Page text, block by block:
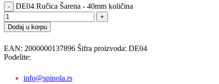
DE04 Ručica Šarena - 40mm količina
Dodaj u korpu
EAN: 2000000137896 Šifra proizvoda: DE04
Podelite:
info@spinola.rs